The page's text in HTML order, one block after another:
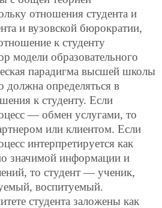
отношения студента и
и вузовской бюрократии,
к студенту
модели образовательного
парадигма высшей школы
определяться в
к студенту. Если
— обмен услугами, то
или клиентом. Если
интерпретируется как
значимой информации и
то студент — ученик,
воспитуемый.
студента заложены как